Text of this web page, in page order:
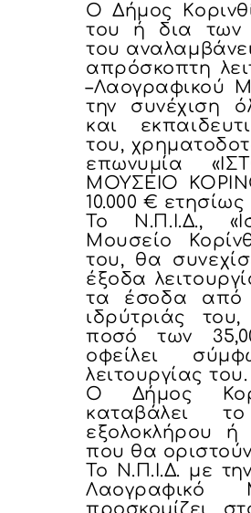
Ο Δήμος
του ή δια των
του
απρόσκοπτη
–Λαογραφικού
την συνέχιση
και
του,
επωνυμία
ΜΟΥΣΕΙΟ
10.000 € ετησίως
Το Ν.Π.Ι.Δ., «I
Μουσείο
του, θα
έξοδα
τα έσοδα από
ιδρύτριάς
ποσό των
οφείλει
λειτουργίας του.
Ο Δήμος
καταβάλει
εξολοκλήρου ή
που θα
Το Ν.Π.Ι.Δ. με
Λαογραφικό